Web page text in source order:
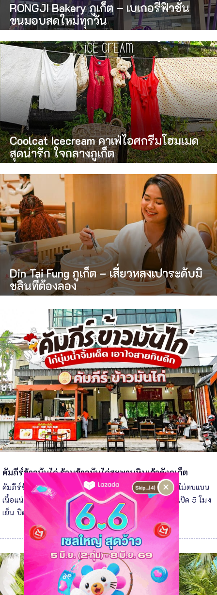
RONGJI Bakery ภูเก็ต – เบเกอรี่ฟิวชั่น
ขนมอบสดใหม่ทุกวัน
Coolcat Icecream คาเฟ่ไอศกรีมโฮมเมด
สุดน่ารัก ใจกลางภูเก็ต
Din Tai Fung ภูเก็ต – เสี่ยวหลงเปาระดับมิ
ชลินที่ต้องลอง
คัมภีร์ข้าวมันไก่ ร้านข้าวมันไก่สะพานหินเจ้าดังภูเก็ต
คัมภีร์ข้าวมันไก่ ร้านข้าวมันไก่สะพานหินเจ้าดังภูเก็ต ไก่ไม่ตบแบน
เนื้อแน่นถูกใจสายกินดึกแน่นอน ข้าวมันไก่ น้ำจิ้มรสเด็ด เปิด 5 โมง
เย็น ปิดตี 2 เป็นไก่ที่อร่อย